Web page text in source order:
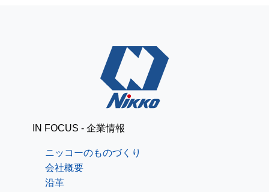
IN FOCUS - 企業情報
ニッコーのものづくり
会社概要
沿革